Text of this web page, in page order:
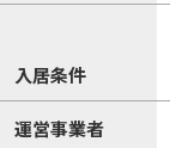
入居条件
運営事業者